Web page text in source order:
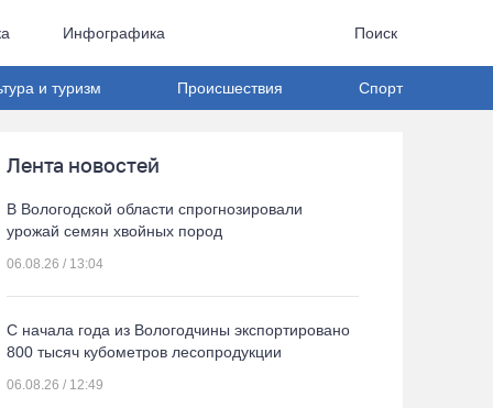
Инфографика Поиск
и туризм Происшествия Спорт
Лента новостей
В Вологодской области спрогнозировали
урожай семян хвойных пород
06.08.26 / 13:04
С начала года из Вологодчины экспортировано
800 тысяч кубометров лесопродукции
06.08.26 / 12:49